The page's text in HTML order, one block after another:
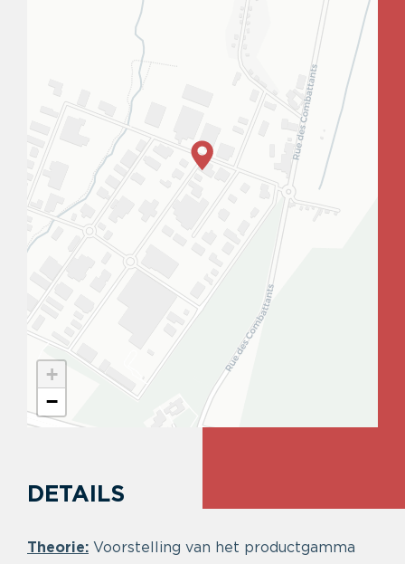
+
−
DETAILS
Theorie: Voorstelling van het productgamma